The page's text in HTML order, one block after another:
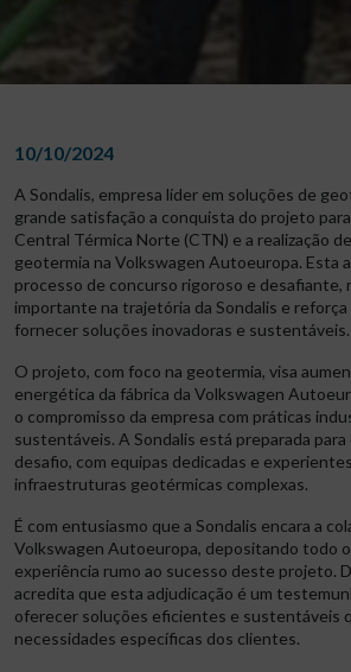
10/10/2024
A Sondalis, empresa líder em soluções de
grande satisfação a conquista do projeto para
Central Térmica Norte (CTN) e a realização
geotermia na Volkswagen Autoeuropa. Esta
processo de concurso rigoroso e desafiante,
importante na trajetória da Sondalis e
fornecer soluções inovadoras e sustentáveis.
O projeto, com foco na geotermia, visa
energética da fábrica da Volkswagen
o compromisso da empresa com práticas
sustentáveis. A Sondalis está preparada
desafio, com equipas dedicadas e
infraestruturas geotérmicas complexas.
É com entusiasmo que a Sondalis encara a
Volkswagen Autoeuropa, depositando todo
experiência rumo ao sucesso deste projeto.
acredita que esta adjudicação é um
oferecer soluções eficientes e sustentáveis
necessidades específicas dos clientes.